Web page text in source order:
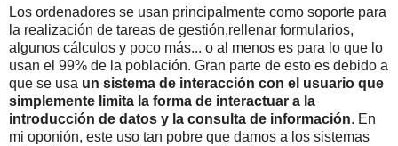
Los ordenadores se usan principalmente como soporte para
la realización de tareas de gestión,rellenar formularios,
algunos cálculos y poco más... o al menos es para lo que lo
usan el 99% de la población. Gran parte de esto es debido a
que se usa un sistema de interacción con el usuario que
simplemente limita la forma de interactuar a la
introducción de datos y la consulta de información. En
mi oponión, este uso tan pobre que damos a los sistemas